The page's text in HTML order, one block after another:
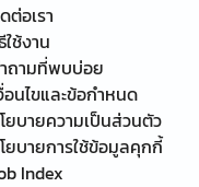
ต่อเรา
ใช้งาน
ถามที่พบบ่อย
อนไขและข้อกำหนด
ยบายความเป็นส่วนตัว
ยบายการใช้ข้อมูลคุกกี้
Index